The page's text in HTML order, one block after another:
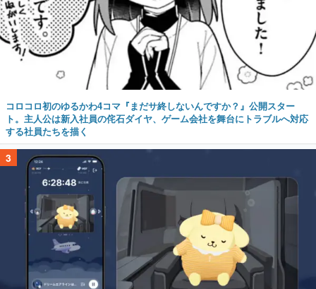
コロコロ初のゆるかわ4コマ『まだサ終しないんですか？』公開スター
ト。主人公は新入社員の侘石ダイヤ、ゲーム会社を舞台にトラブルへ対応
する社員たちを描く
3